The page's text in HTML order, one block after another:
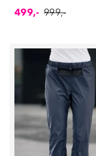
499,- 999,-